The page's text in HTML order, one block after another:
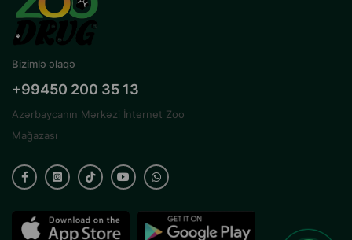
Bizimlə əlaqə
+99450 200 35 13
Azərbaycanın Mərkəzi İnternet Zoo
Mağazası